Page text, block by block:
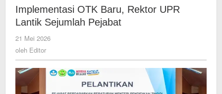
Rektor
UPR
Lantik
Implementasi OTK Baru, Rektor UPR
Lantik Sejumlah Pejabat
21 Mei 2026
oleh Editor